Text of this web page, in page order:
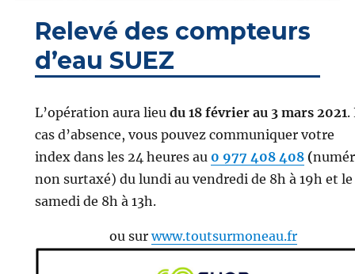
Relevé des compteurs
d’eau SUEZ
L’opération aura lieu du 18 février au 3 mars 2021.
cas d’absence, vous pouvez communiquer votre
index dans les 24 heures au 0 977 408 408(
non surtaxé) du lundi au vendredi de 8h à 19h et le
samedi de 8h à 13h.
ou surwww.toutsurmoneau.fr